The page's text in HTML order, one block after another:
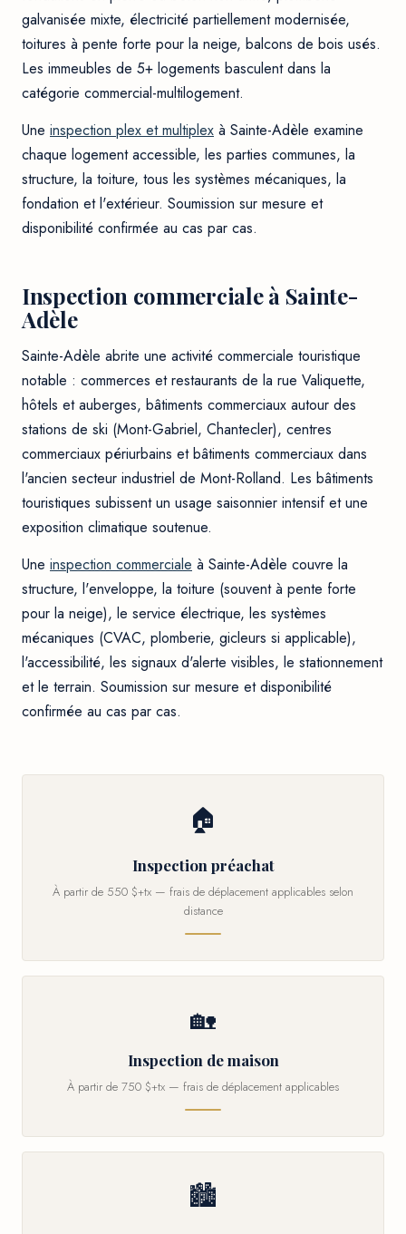
galvanisée mixte, électricité partiellement modernisée,
toitures à pente forte pour la neige, balcons de bois usés.
Les immeubles de 5+ logements basculent dans la
catégorie commercial-multilogement.
Une inspection plex et multiplex à Sainte-Adèle examine
chaque logement accessible, les parties communes, la
structure, la toiture, tous les systèmes mécaniques, la
fondation et l'extérieur. Soumission sur mesure et
disponibilité confirmée au cas par cas.
Inspection commerciale à Sainte-
Adèle
Sainte-Adèle abrite une activité commerciale touristique
notable : commerces et restaurants de la rue Valiquette,
hôtels et auberges, bâtiments commerciaux autour des
stations de ski (Mont-Gabriel, Chantecler), centres
commerciaux périurbains et bâtiments commerciaux dans
l'ancien secteur industriel de Mont-Rolland. Les bâtiments
touristiques subissent un usage saisonnier intensif et une
exposition climatique soutenue.
Une inspection commerciale à Sainte-Adèle couvre la
structure, l'enveloppe, la toiture (souvent à pente forte
pour la neige), le service électrique, les systèmes
mécaniques (CVAC, plomberie, gicleurs si applicable),
l'accessibilité, les signaux d'alerte visibles, le stationnement
et le terrain. Soumission sur mesure et disponibilité
confirmée au cas par cas.
🏠
Inspection préachat
À partir de 550 $+tx — frais de déplacement applicables selon
distance
🏡
Inspection de maison
À partir de 750 $+tx — frais de déplacement applicables
🏙